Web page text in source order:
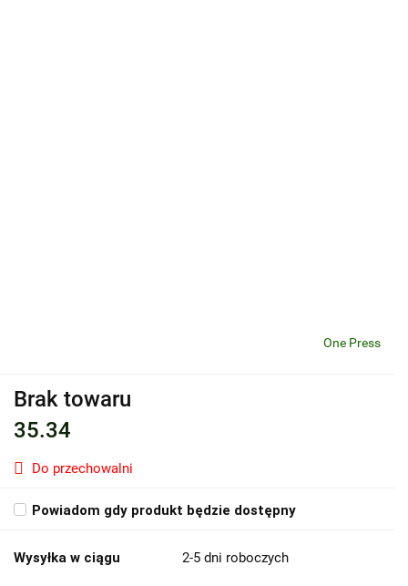
One Press
Brak towaru
35.34
Do przechowalni
Powiadom gdy produkt będzie dostępny
Wysyłka w ciągu 2-5 dni roboczych